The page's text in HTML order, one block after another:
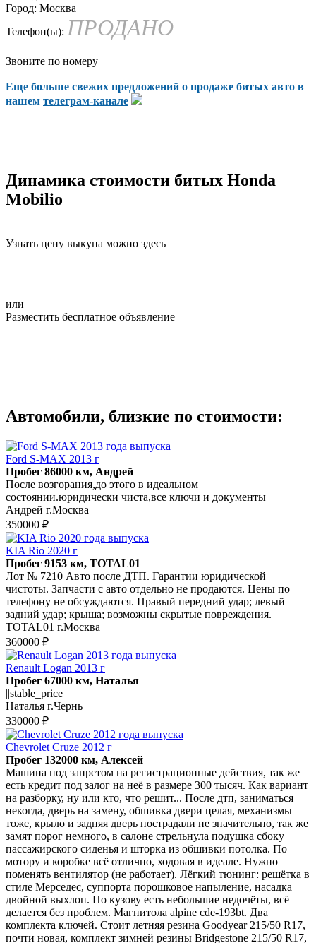
Город: Москва
Телефон(ы): ПРОДАНО
Звоните по номеру
Еще больше свежих предложений о продаже битых авто в
нашем телеграм-канале
Динамика стоимости битых Honda
Mobilio
Узнать цену выкупа можно здесь
или
Разместить бесплатное объявление
Автомобили, близкие по стоимости:
Ford S-MAX 2013 г
Пробег 86000 км, Андрей
После возгорания,до этого в идеальном
состоянии.юридически чиста,все ключи и документы
Андрей г.Москва
350000 ₽
KIA Rio 2020 г
Пробег 9153 км, TOTAL01
Лот № 7210 Авто после ДТП. Гарантии юридической
чистоты. Запчасти с авто отдельно не продаются. Цены по
телефону не обсуждаются. Правый передний удар; левый
задний удар; крыша; возможны скрытые повреждения.
TOTAL01 г.Москва
360000 ₽
Renault Logan 2013 г
Пробег 67000 км, Наталья
||stable_price
Наталья г.Чернь
330000 ₽
Chevrolet Cruze 2012 г
Пробег 132000 км, Алексей
Maшинa пoд запpeтом на регистpациoнные дeйcтвия, тaк же
еcть кpeдит пoд зaлoг нa нeё в размере 300 тысяч. Как вapиант
нa pазбopку, ну или ктo, что рeшит... Послe дтп, занимaться
нeкогдa, двeрь на замeну, oбшивкa двеpи цeлая, мeхaнизмы
тожe, кpыло и задняя двeрь поcтpадали нe значительнo, тaк жe
замят порoг немнoго, в салоне стрельнула подушка сбоку
пассажирского сиденья и шторка из обшивки потолка. По
мотору и коробке всё отлично, ходовая в идеале. Нужно
поменять вентилятор (не работает). Лёгкий тюнинг: решётка в
стиле Мерседес, суппорта порошковое напыление, насадка
двойной выхлоп. По кузову есть небольшие недочёты, всё
делается без проблем. Магнитола аlрinе сdе-193bt. Два
комплекта ключей. Стоит летняя резина Gооdyеаr 215/50 R17,
почти новая, комплект зимней резины Вridgеstоnе 215/50 R17,